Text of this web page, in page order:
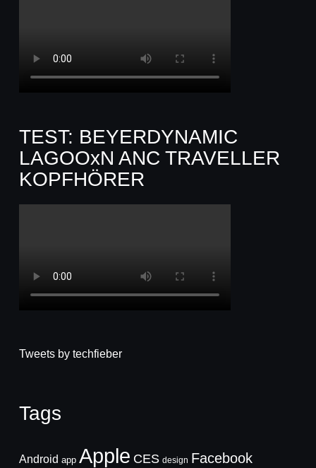
TEST: BEYERDYNAMIC
LAGOOxN ANC TRAVELLER
KOPFHÖRER
Tweets by techfieber
Tags
Android app Apple CES design Facebook